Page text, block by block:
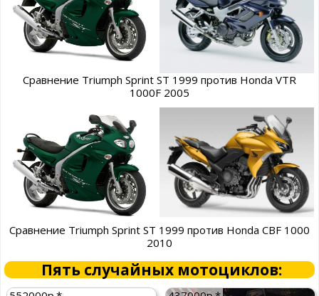
Сравнение Triumph Sprint ST 1999 против Honda VTR
1000F 2005
Сравнение Triumph Sprint ST 1999 против Honda CBF 1000
2010
Пять случайных мотоциклов: